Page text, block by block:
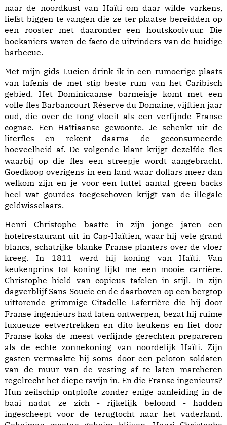
naar de noordkust van Haïti om daar wilde varkens,
liefst biggen te vangen die ze ter plaatse bereidden op
een rooster met daaronder een houtskoolvuur. Die
boekaniers waren de facto de uitvinders van de huidige
barbecue.
Met mijn gids Lucien drink ik in een rumoerige plaats
van lafenis de met stip beste rum van het Caribisch
gebied. Het Dominicaanse barmeisje komt met een
volle fles Barbancourt Réserve du Domaine, vijftien jaar
oud, die over de tong vloeit als een verfijnde Franse
cognac. Een Haïtiaanse gewoonte. Je schenkt uit de
literfles en rekent daarna de geconsumeerde
hoeveelheid af. De volgende klant krijgt dezelfde fles
waarbij op die fles een streepje wordt aangebracht.
Goedkoop overigens in een land waar dollars meer dan
welkom zijn en je voor een luttel aantal green backs
heel wat gourdes toegeschoven krijgt van de illegale
geldwisselaars.
Henri Christophe baatte in zijn jonge jaren een
hotelrestaurant uit in Cap-Haïtien, waar hij vele grand
blancs, schatrijke blanke Franse planters over de vloer
kreeg. In 1811 werd hij koning van Haïti. Van
keukenprins tot koning lijkt me een mooie carrière.
Christophe hield van copieus tafelen in stijl. In zijn
dagverblijf Sans Soucie en de daarboven op een bergtop
uittorende grimmige Citadelle Laferrière die hij door
Franse ingenieurs had laten ontwerpen, bezat hij ruime
luxueuze eetvertrekken en dito keukens en liet door
Franse koks de meest verfijnde gerechten prepareren
als de echte zonnekoning van noordelijk Haïti. Zijn
gasten vermaakte hij soms door een peloton soldaten
van de muur van de vesting af te laten marcheren
regelrecht het diepe ravijn in. En die Franse ingenieurs?
Hun zeilschip ontplofte zonder enige aanleiding in de
baai nadat ze zich - rijkelijk beloond - hadden
ingescheept voor de terugtocht naar het vaderland.